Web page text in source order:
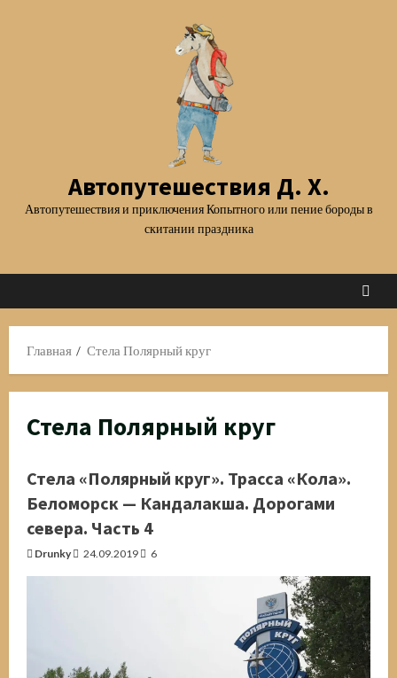
Автопутешествия Д. Х.
Автопутешествия и приключения Копытного или пение бороды в
скитании праздника
Главная Стела Полярный круг
Стела Полярный круг
Стела «Полярный круг». Трасса «Кола».
Беломорск — Кандалакша. Дорогами
севера. Часть 4
Drunky 24.09.2019 6